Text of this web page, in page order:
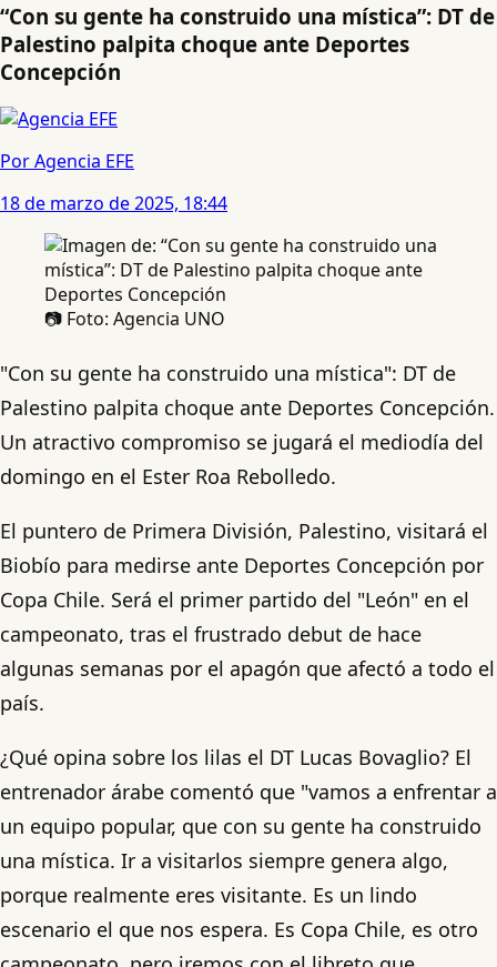
“Con su gente ha construido una mística”: DT de
Palestino palpita choque ante Deportes
Concepción
Por Agencia EFE
18 de marzo de 2025, 18:44
📷 Foto: Agencia UNO
"Con su gente ha construido una mística": DT de
Palestino palpita choque ante Deportes Concepción.
Un atractivo compromiso se jugará el mediodía del
domingo en el Ester Roa Rebolledo.
El puntero de Primera División, Palestino, visitará el
Biobío para medirse ante Deportes Concepción por
Copa Chile. Será el primer partido del "León" en el
campeonato, tras el frustrado debut de hace
algunas semanas por el apagón que afectó a todo el
país.
¿Qué opina sobre los lilas el DT Lucas Bovaglio? El
entrenador árabe comentó que "vamos a enfrentar a
un equipo popular, que con su gente ha construido
una mística. Ir a visitarlos siempre genera algo,
porque realmente eres visitante. Es un lindo
escenario el que nos espera. Es Copa Chile, es otro